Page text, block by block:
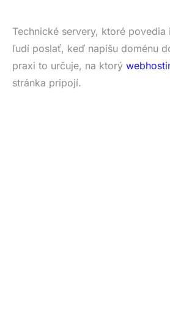
Technické servery, ktoré povedia
ľudí poslať, keď napíšu doménu
praxi to určuje, na ktorý
stránka pripojí.